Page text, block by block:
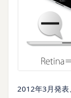
2012年3 月発表